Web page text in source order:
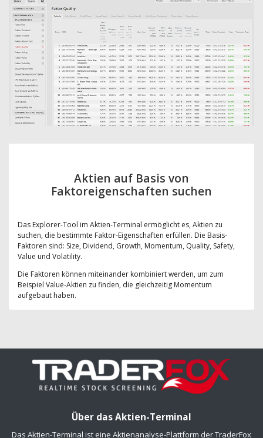
Aktien auf Basis von
Faktoreigenschaften suchen
Das Explorer-Tool im Aktien-Terminal ermöglicht es, Aktien zu
suchen, die bestimmte Faktor-Eigenschaften erfüllen. Die Basis-
Faktoren sind: Size, Dividend, Growth, Momentum, Quality, Safety,
Value und Volatility.
Die Faktoren können miteinander kombiniert werden, um zum
Beispiel Value-Aktien zu finden, die gleichzeitig Momentum
aufgebaut haben.
Über das Aktien-Terminal
Das Aktien-Terminal ist eine Aktienanalyse-Plattform der TraderFox